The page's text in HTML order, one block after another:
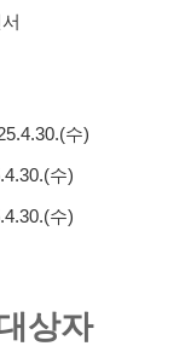
수)
수)
수)
상자